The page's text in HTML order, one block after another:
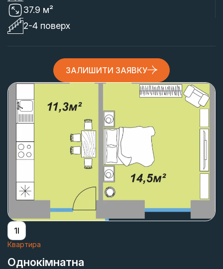
37.9 м²
2-4 поверх
ЗАЛИШИТИ ЗАЯВКУ
1І
Квартира
Однокімнатна